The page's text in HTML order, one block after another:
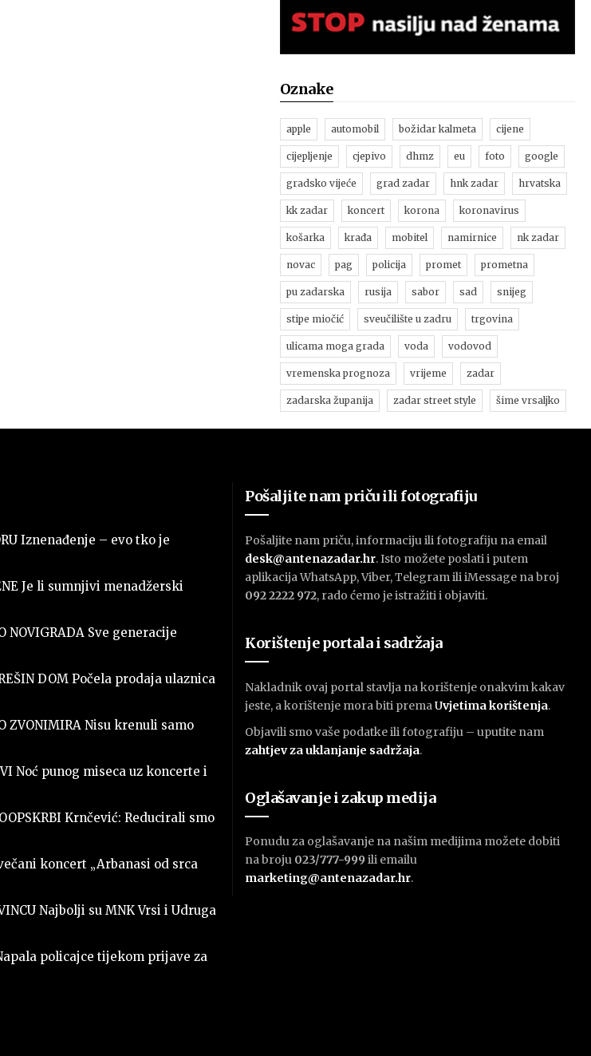
Oznake
apple automobil božidar kalmeta cijene
cijepljenje cjepivo dhmz eu foto google
gradsko vijeće grad zadar hnk zadar hrvatska
kk zadar koncert korona koronavirus
košarka krađa mobitel namirnice nk zadar
novac pag policija promet prometna
pu zadarska rusija sabor sad snijeg
stipe miočić sveučilište u zadru trgovina
ulicama moga grada voda vodovod
vremenska prognoza vrijeme zadar
zadarska županija zadar street style šime vrsaljko
Iznenađenje – evo tko je
Je li sumnjivi menadžerski
NOVIGRADA Sve generacije
DOM Počela prodaja ulaznica
ZVONIMIRA Nisu krenuli samo
Noć punog miseca uz koncerte i
Krnčević: Reducirali smo
koncert „Arbanasi od srca
Najbolji su MNK Vrsi i Udruga
policajce tijekom prijave za
Pošaljite nam priču ili fotografiju
Pošaljite nam priču, informaciju ili fotografiju na email
desk@antenazadar.hr. Isto možete poslati i putem
aplikacija WhatsApp, Viber, Telegram ili iMessage na broj
092 2222 972, rado ćemo je istražiti i objaviti.
Korištenje portala i sadržaja
Nakladnik ovaj portal stavlja na korištenje onakvim kakav
jeste, a korištenje mora biti premaUvjetima korištenja.
Objavili smo vaše podatke ili fotografiju – uputite nam
zahtjev za uklanjanje sadržaja.
Oglašavanje i zakup medija
Ponudu za oglašavanje na našim medijima možete dobiti
na broju 023/777-999 ili emailu
marketing@antenazadar.hr.